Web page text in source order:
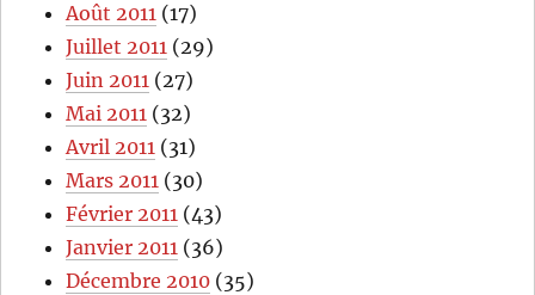
Août 2011 (17)
Juillet 2011 (29)
Juin 2011 (27)
Mai 2011 (32)
Avril 2011 (31)
Mars 2011 (30)
Février 2011 (43)
Janvier 2011 (36)
Décembre 2010 (35)